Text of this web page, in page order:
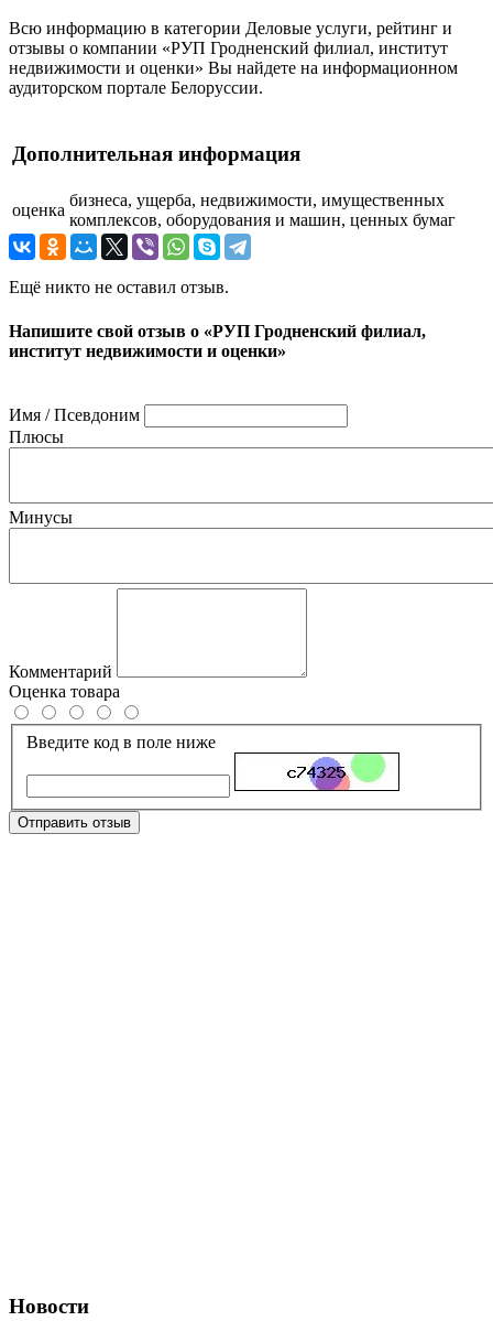
Всю информацию в категории Деловые услуги, рейтинг и
отзывы о компании «РУП Гродненский филиал, институт
недвижимости и оценки» Вы найдете на информационном
аудиторском портале Белоруссии.
Дополнительная информация
оценка
бизнеса, ущерба, недвижимости, имущественных
комплексов, оборудования и машин, ценных бумаг
Ещё никто не оставил отзыв.
Напишите свой отзыв о «РУП Гродненский филиал,
институт недвижимости и оценки»
Имя / Псевдоним
Плюсы
Минусы
Комментарий
Оценка товара
Введите код в поле ниже
Отправить отзыв
Новости